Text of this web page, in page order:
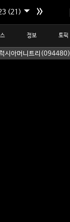
(21)
정보 토픽
시아머니트리(094480)